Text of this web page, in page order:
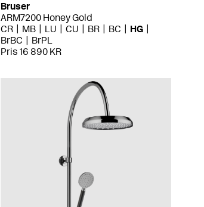
Bruser
ARM7200 Honey Gold
CR
MB LU CU BR BC
HG
BrBC
BrPL
Pris 16 890 KR